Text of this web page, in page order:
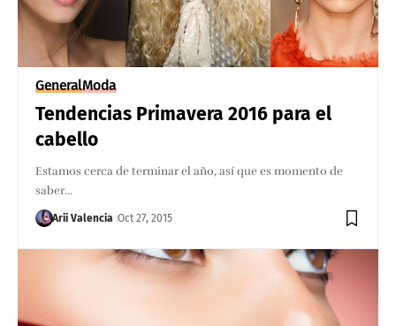
GeneralModa
Tendencias Primavera 2016 para el
cabello
Estamos cerca de terminar el año, así que es momento de
saber…
Arii Valencia Oct 27, 2015